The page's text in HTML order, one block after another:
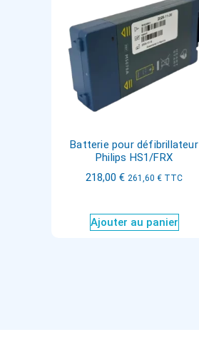
Batterie pour défibrillateur
Philips HS1/FRX
218,00 € 261,60 € TTC
Ajouter au panier